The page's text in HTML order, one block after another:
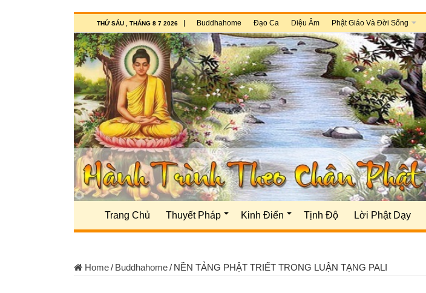
THỨ SÁU , THÁNG 8 7 2026 Buddhahome Đạo Ca Diệu Âm Phật Giáo Và Đời Sống
Trang Chủ Thuyết Pháp Kinh Điển Tịnh Độ Lời Phật Dạy
Home/ Buddhahome/ NỀN TẢNG PHẬT TRIẾT TRONG LUẬN TẠNG PALI